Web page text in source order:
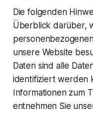
Die folgenden
Überblick darüber,
unsere Website
Daten sind alle
identifiziert werden
Informationen zum
entnehmen Sie